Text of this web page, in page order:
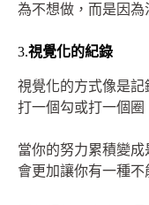
為不想做，而是因為
3.視覺化的紀錄
視覺化的方式像是
打一個勾或打一個圈
當你的努力累積變成
會更加讓你有一種不